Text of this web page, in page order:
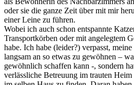
oder sie die ganze Zeit über mit mir
einer Leine zu führen.
Wobei ich auch schon entspannte
Transportkörben oder mit angelegtem
habe. Ich habe (leider?) verpasst,
langsam an so etwas zu gewöhnen –
gewöhnlich schaffen kann -, sondern
verlässliche Betreuung im trauten